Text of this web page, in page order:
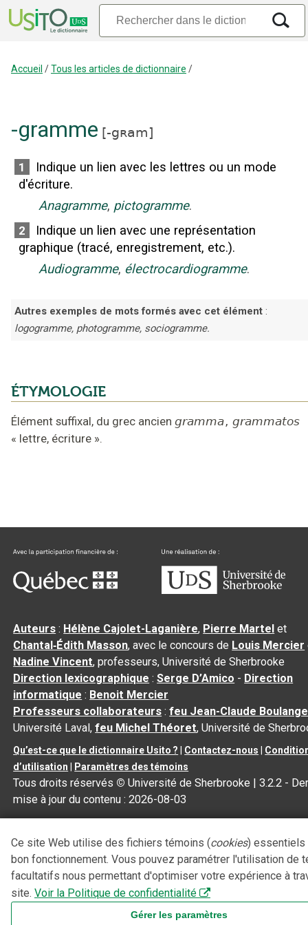
Accueil /Tous les articles de dictionnaire /
-gramme [-gʀam]
1
Indique un lien avec les lettres ou un mode
d'écriture.
Anagramme, pictogramme.
2
Indique un lien avec une représentation
graphique (tracé, enregistrement, etc.).
Audiogramme, électrocardiogramme.
Autres exemples de mots formés avec cet élément :
logogramme, photogramme, sociogramme.
ÉTYMOLOGIE
Élément suffixal, du grec ancien gramma, grammatos
« lettre, écriture ».
Auteurs : Hélène Cajolet-Laganière, Pierre Martel et
Chantal‑Édith Masson, avec le concours de Louis Mercier
Nadine Vincent, professeurs, Université de Sherbrooke
Direction lexicographique :Serge D’Amico - Direction
informatique : Benoit Mercier
Professeurs collaborateurs :feu Jean-Claude
Université Laval,feu Michel Théoret, Université de
Qu’est-ce que le dictionnaire Usito ? Contactez-nous
d’utilisation
Paramètres des témoins
Tous droits réservés © Université de Sherbrooke |3.2.2 -
mise à jour du contenu :2026-08-03
Ce site Web utilise des fichiers témoins (cookies) essentiels
bon fonctionnement. Vous pouvez paramétrer l'utilisation de
facultatifs nous permettant d'optimiser votre expérience à
site. Voir la Politique de confidentialité
Gérer les paramètres